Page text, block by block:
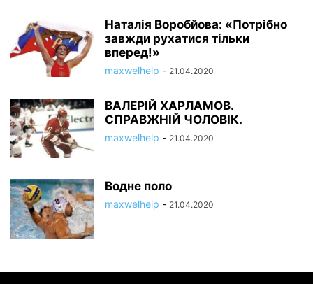
Наталія Воробйова: «Потрібно
завжди рухатися тільки
вперед!»
maxwelhelp - 21.04.2020
ВАЛЕРІЙ ХАРЛАМОВ.
СПРАВЖНІЙ ЧОЛОВІК.
maxwelhelp - 21.04.2020
Водне поло
maxwelhelp - 21.04.2020